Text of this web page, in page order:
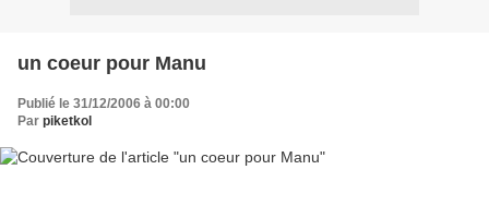
un coeur pour Manu
Publié le 31/12/2006 à 00:00
Par piketkol